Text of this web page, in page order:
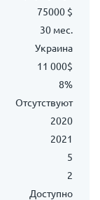
75000 $
30 мес.
Украина
11 000$
8%
Отсутствуют
2020
2021
5
2
Доступно